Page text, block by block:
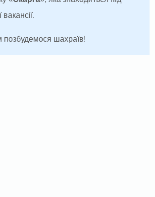
позбудемося шахраїв!